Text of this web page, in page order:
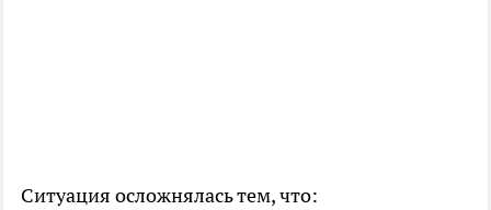
Ситуация осложнялась тем, что: